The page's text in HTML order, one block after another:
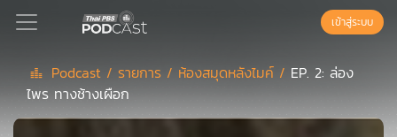
Podcast
เข้าสู่ระบบ
Podcast / รายการ / ห้องสมุดหลังไมค์ / EP. 2: ล่อง
ไพร ทางช้างเผือก